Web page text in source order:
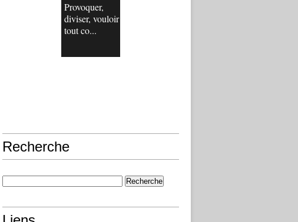
Provoquer,
diviser, vouloir
tout co...
Recherche